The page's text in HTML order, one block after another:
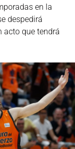
en la
despedirá
acto que tendrá